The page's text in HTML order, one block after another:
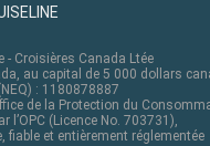
- Croisières Canada Ltée
au capital de 5 000 dollars
: 1180878887
de la Protection du
l’OPC (Licence No. 703731),
et entièrement réglementée